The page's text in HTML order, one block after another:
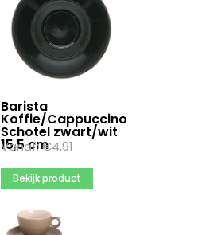
Barista
Koffie/Cappuccino
Schotel zwart/wit
15,5 cm
Vanaf:€4,91
Bekijk product